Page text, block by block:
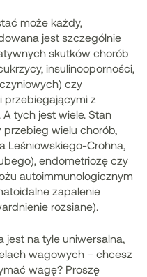
może każdy,
jest szczególnie
skutków chorób
insulinooporności,
czy
przebiegającymi z
tych jest wiele. Stan
wielu chorób,
Leśniowskiego-Crohna,
endometriozę czy
autoimmunologicznym
zapalenie
rozsiane).
jest na tyle uniwersalna,
wagowych – chcesz
wagę? Proszę